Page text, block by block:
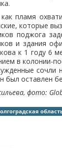
пламя
которые
поджога
и здания
к 1 году 6
в колонии-
сочли
был оставлен
фото: